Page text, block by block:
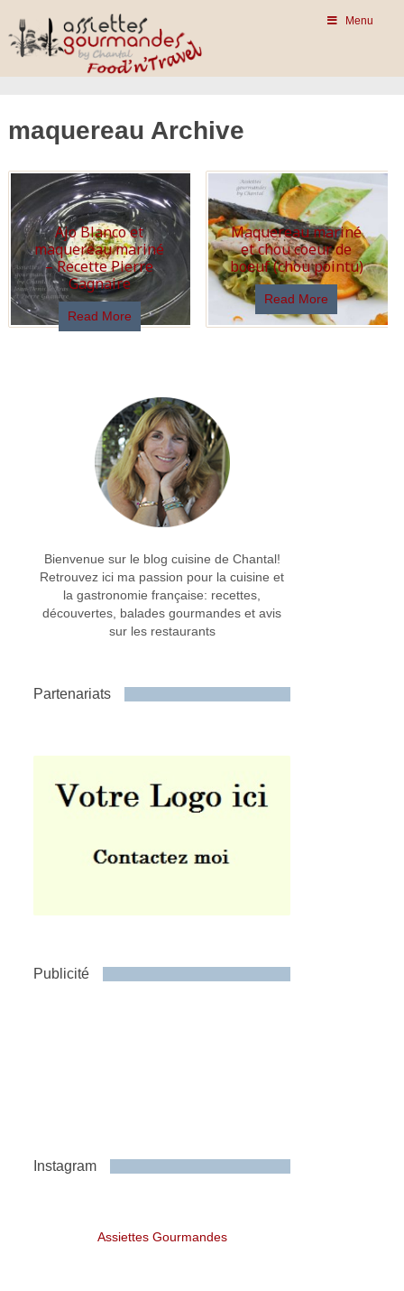
Menu
maquereau Archive
Ajo Blanco et
maquereau mariné
– Recette Pierre
Gagnaire
Read More
Maquereau mariné
et chou coeur de
boeuf (chou pointu)
Read More
Bienvenue sur le blog cuisine de Chantal!
Retrouvez ici ma passion pour la cuisine et
la gastronomie française: recettes,
découvertes, balades gourmandes et avis
sur les restaurants
Partenariats
Publicité
Instagram
Assiettes Gourmandes